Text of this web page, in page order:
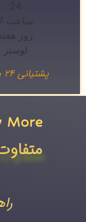
پشتیانی ۲۴ ساعته
More​